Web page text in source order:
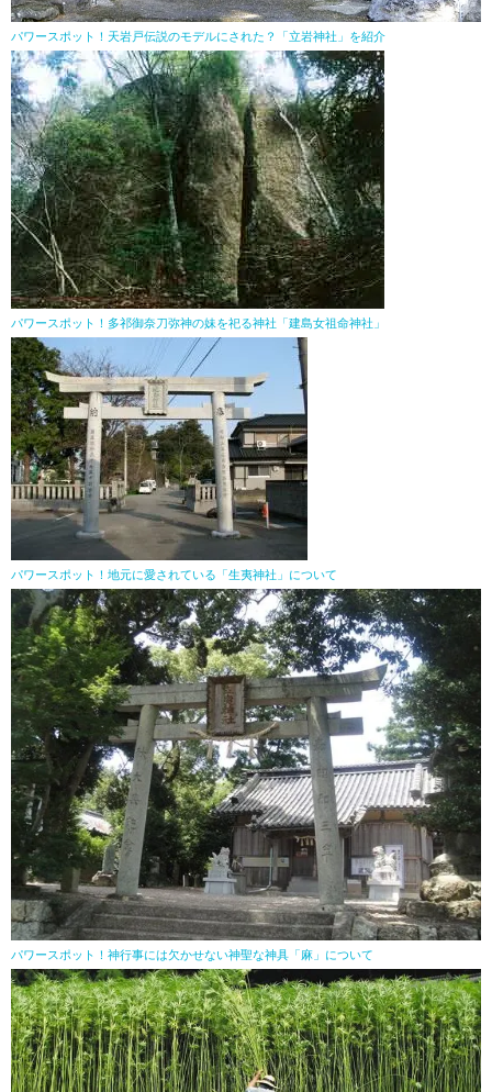
パワースポット！天岩戸伝説のモデルにされた？「立岩神社」を紹介
パワースポット！多祁御奈刀弥神の妹を祀る神社「建島女祖命神社」
パワースポット！地元に愛されている「生夷神社」について
パワースポット！神行事には欠かせない神聖な神具「麻」について